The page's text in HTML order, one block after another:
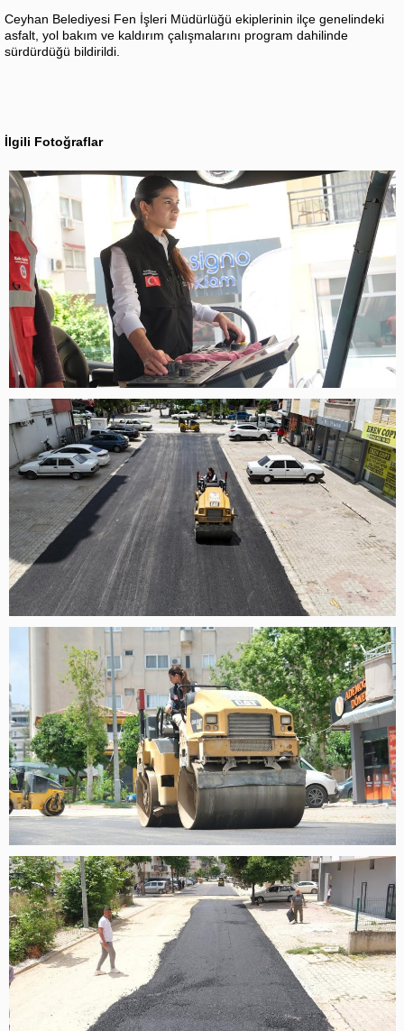
Ceyhan Belediyesi Fen İşleri Müdürlüğü ekiplerinin ilçe genelindeki
asfalt, yol bakım ve kaldırım çalışmalarını program dahilinde
sürdürdüğü bildirildi.
İlgili Fotoğraflar